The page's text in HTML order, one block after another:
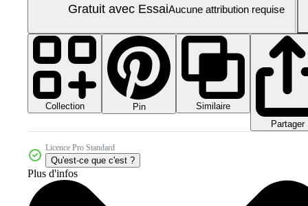
Gratuit avec EssaiAucune attribution requise
Collection Pin
Similaire
Partager
Licence Pro Standard
Qu'est-ce que c'est ?
Plus d'infos